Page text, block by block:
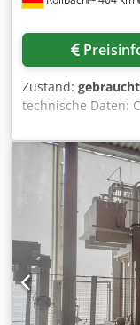
Zustand: gebraucht
technische Daten:
2.200 × 1.100 mm
60 Tonnen -
goldeloxierte
350 mm -
mm -
1.750 mm